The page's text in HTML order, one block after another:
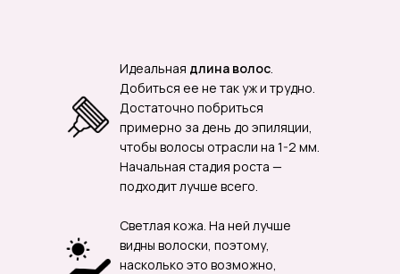
Идеальная длина волос.
Добиться ее не так уж и трудно.
Достаточно побриться
примерно за день до эпиляции,
чтобы волосы отрасли на 1-2 мм.
Начальная стадия роста —
подходит лучше всего.
Светлая кожа. На ней лучше
видны волоски, поэтому,
насколько это возможно,
незначительный урон. Такие мы
получаем и в повседневной жизни. И
справляться нужно по той же
технологии.
Достаточно просто не беспокоить
кожу лишний раз: воздержаться от
(ванны, бани), повышенного
потоотделения (спорта),
массажей. Хотя бы на три дня.